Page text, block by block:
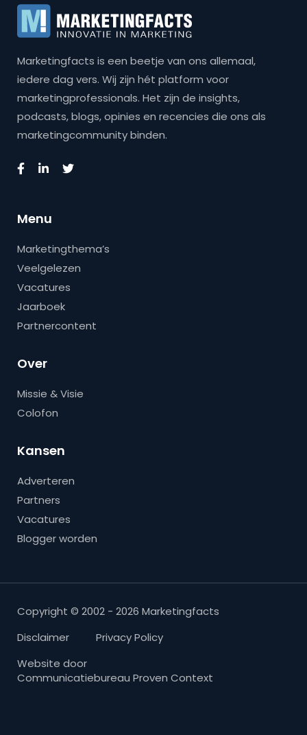
Marketingfacts is een beetje van ons allemaal,
iedere dag vers. Wij zijn hét platform voor
marketingprofessionals. Het zijn de insights,
podcasts, blogs, opinies en recencies die ons als
marketingcommunity binden.
Menu
Marketingthema’s
Veelgelezen
Vacatures
Jaarboek
Partnercontent
Over
Missie & Visie
Colofon
Kansen
Adverteren
Partners
Vacatures
Blogger worden
Copyright © 2002 - 2026 Marketingfacts
Disclaimer
Privacy Policy
Website door
Communicatiebureau Proven Context